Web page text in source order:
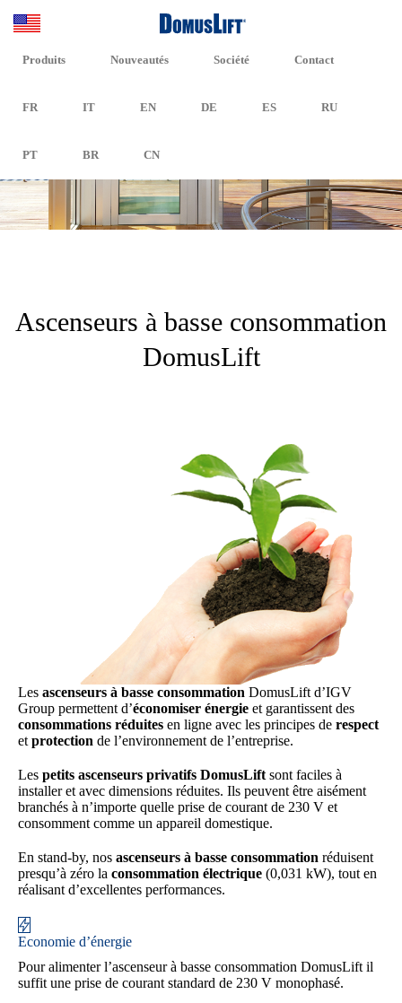
Produits Nouveautés Société Contact
FR IT EN DE ES RU
PT BR CN
Ascenseurs à basse consommation
DomusLift
Les ascenseurs à basse consommation DomusLift d’IGV
Group permettent d’économiser énergie et garantissent des
consommations réduites en ligne avec les principes de respect
et protection de l’environnement de l’entreprise.
Les petits ascenseurs privatifs DomusLift sont faciles à
installer et avec dimensions réduites. Ils peuvent être aisément
branchés à n’importe quelle prise de courant de 230 V et
consomment comme un appareil domestique.
En stand-by, nos ascenseurs à basse consommation réduisent
presqu’à zéro la consommation électrique (0,031 kW), tout en
réalisant d’excellentes performances.
Economie d’énergie
Pour alimenter l’ascenseur à basse consommation DomusLift il
suffit une prise de courant standard de 230 V monophasé.